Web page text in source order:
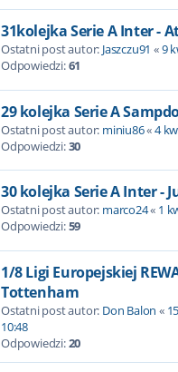
31kolejka Serie A Inter -
Ostatni post autor: Jaszczu91 «9
Odpowiedzi:61
29 kolejka Serie A
Ostatni post autor: miniu86«4
Odpowiedzi:30
30 kolejka Serie A Inter -
Ostatni post autor: marco24« 1
Odpowiedzi:59
1/8 Ligi Europejskiej
Tottenham
Ostatni post autor: Don Balon «
10:48
Odpowiedzi:20